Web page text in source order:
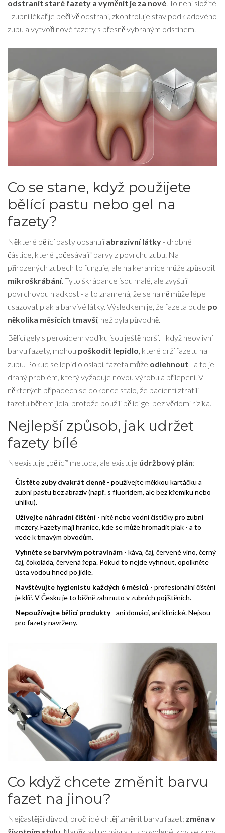
odstranit staré fazety a vyměnit je za nové. To není složité
- zubní lékař je pečlivě odstraní, zkontroluje stav podkladového
zubu a vytvoří nové fazety s přesně vybraným odstínem.
Co se stane, když použijete
bělící pastu nebo gel na
fazety?
Některé bělící pasty obsahují abrazivní látky- drobné
částice, které „očesávají“ barvy z povrchu zubu. Na
přirozených zubech to funguje, ale na keramice může způsobit
mikroškrábání. Tyto škrábance jsou malé, ale zvyšují
povrchovou hladkost - a to znamená, že se na ně může lépe
usazovat plak a barvivé látky. Výsledkem je, že fazeta bude po
několika měsících tmavší, než byla původně.
Bělící gely s peroxidem vodíku jsou ještě horší. I když neovlivní
barvu fazety, mohou poškodit lepidlo, které drží fazetu na
zubu. Pokud se lepidlo oslabí, fazeta může odlehnout - a to je
drahý problém, který vyžaduje novou výrobu a přilepení. V
některých případech se dokonce stalo, že pacienti ztratili
fazetu během jídla, protože použili bělící gel bez vědomí rizika.
Nejlepší způsob, jak udržet
fazety bílé
Neexistuje „bělící“ metoda, ale existuje údržbový plán:
Čistěte zuby dvakrát denně - používejte měkkou kartáčku a
zubní pastu bez abraziv (např. s fluoridem, ale bez křemíku nebo
uhlíku).
Užívejte náhradní čištění - nitě nebo vodní čističky pro zubní
mezery. Fazety mají hranice, kde se může hromadit plak - a to
vede k tmavým obvodům.
Vyhněte se barvivým potravinám - káva, čaj, červené víno, černý
čaj, čokoláda, červená řepa. Pokud to nejde vyhnout, opolkněte
ústa vodou hned po jídle.
Navštěvujte hygienistu každých 6 měsíců - profesionální čištění
je klíč. V Česku je to běžně zahrnuto v zubních pojištěních.
Nepoužívejte bělící produkty- ani domácí, ani klinické. Nejsou
pro fazety navrženy.
Co když chcete změnit barvu
fazet na jinou?
Nejčastější důvod, proč lidé chtějí změnit barvu fazet: změna v